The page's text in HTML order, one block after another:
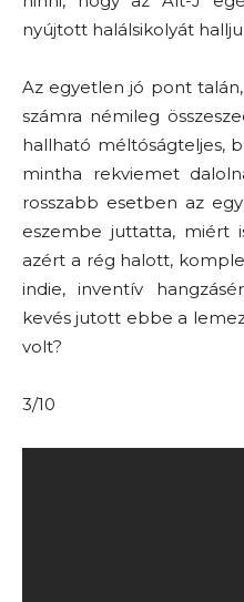
nyújtott halálsikolyát
Az egyetlen jó pont
számra némileg
hallható méltóságteljes,
mintha rekviemet
rosszabb esetben az
eszembe juttatta, miért
azért a rég halott,
indie, inventív
kevés jutott ebbe a
volt?
3/10